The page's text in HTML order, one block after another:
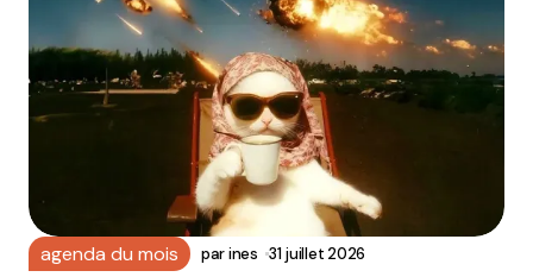
agenda du mois parines 31 juillet 2026